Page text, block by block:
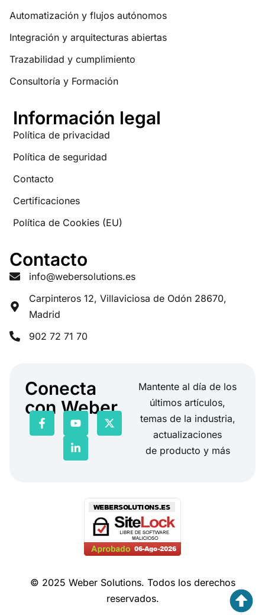
Automatización y flujos autónomos
Integración y arquitecturas abiertas
Trazabilidad y cumplimiento
Consultoría y Formación
Información legal
Política de privacidad
Política de seguridad
Contacto
Certificaciones
Política de Cookies (EU)
Contacto
info@webersolutions.es
Carpinteros 12, Villaviciosa de Odón 28670,
Madrid
902 72 71 70
Conecta
con Weber
Mantente al día de los
últimos artículos,
temas de la industria,
actualizaciones
de producto y más
© 2025 Weber Solutions. Todos los derechos
reservados.